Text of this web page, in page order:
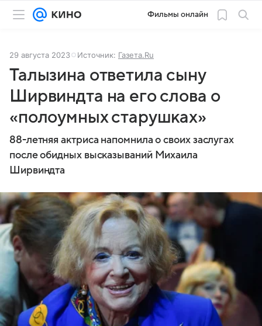
Фильмы онлайн
29 августа 2023 Источник: Газета.Ru
Талызина ответила сыну
Ширвиндта на его слова о
«полоумных старушках»
88-летняя актриса напомнила о своих заслугах
после обидных высказываний Михаила
Ширвиндта